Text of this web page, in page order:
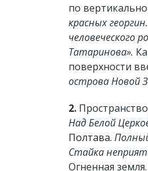
по
красных георгин.
человеческого
Татаринова».
поверхности
острова Новой
2.
Над Белой
Полтава.
Стайка
Огненная земля.